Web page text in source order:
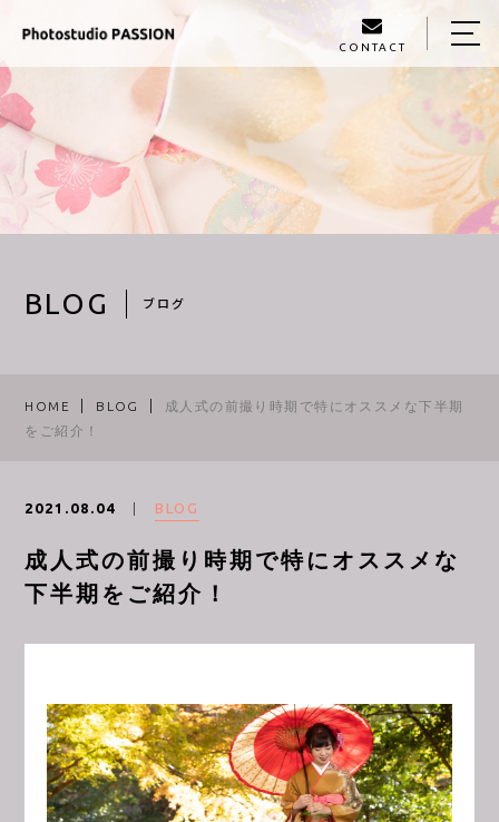
CONTACT
BLOG ブログ
HOME BLOG
成人式の前撮り時期で特にオススメな下半期
をご紹介！
2021.08.04 BLOG
成人式の前撮り時期で特にオススメな
下半期をご紹介！
HOME
ABOUT US
MENU
GALLERY